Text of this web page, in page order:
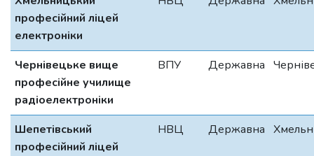
професійний ліцей
електроніки
Чернівецьке вище
професійне училище
радіоелектроніки
ВПУ Державна
Шепетівський
професійний ліцей
НВЦ Державна